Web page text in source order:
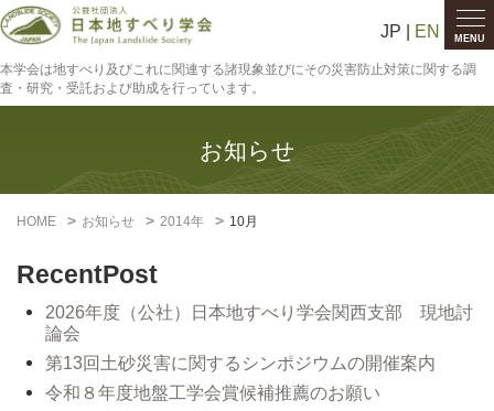
MENU
JP | EN
本学会は地すべり及びこれに関連する諸現象並びにその災害防止対策に関する調
査・研究・受託および助成を行っています。
お知らせ
HOME お知らせ 2014年 10月
RecentPost
2026年度（公社）日本地すべり学会関西支部 現地討
論会
第13回土砂災害に関するシンポジウムの開催案内
令和８年度地盤工学会賞候補推薦のお願い